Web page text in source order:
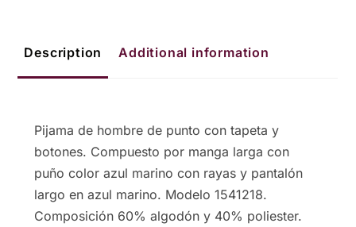
Description Additional information
Pijama de hombre de punto con tapeta y
botones. Compuesto por manga larga con
puño color azul marino con rayas y pantalón
largo en azul marino. Modelo 1541218.
Composición 60% algodón y 40% poliester.